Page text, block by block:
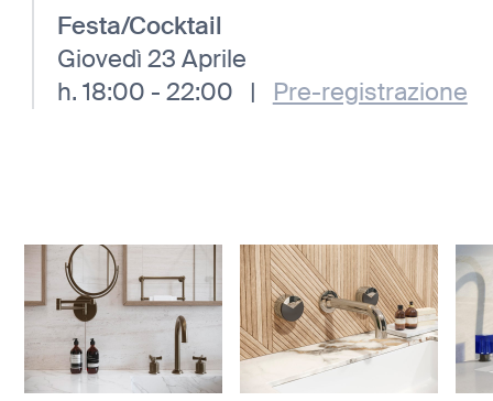
Festa/Cocktail
Giovedì 23 Aprile
h. 18:00 - 22:00
| Pre-registrazione